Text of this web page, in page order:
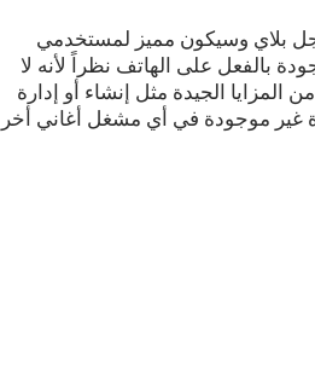
بلاي وسيكون مميز لمستخدمي
بالفعل على الهاتف نظراً لأنه لا
الجيدة مثل إنشاء أو إدارة
غير موجودة في أي مشغل أغاني أخر